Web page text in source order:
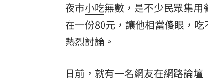
夜市小吃無數，是不少民眾集
在一份80元，讓他相當傻眼，
熱烈討論。
日前，就有一名網友在網路論